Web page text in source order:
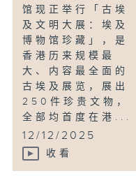
馆现正举行「古埃
及文明大展：埃及
博物馆珍藏」，是
香港历来规模最
大、内容最全面的
古埃及展览，展出
250件珍贵文物，
全部均首度在港...
12/12/2025
收看